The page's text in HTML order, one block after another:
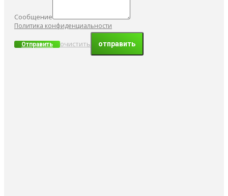
Сообщение
Политика конфиденциальности
Отправить очистить